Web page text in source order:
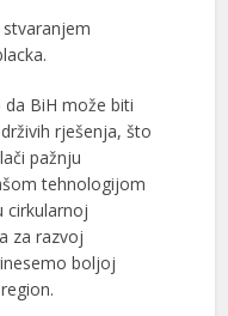
BiH može biti
rješenja, što
pažnju
tehnologijom
cirkularnoj
za razvoj
boljoj